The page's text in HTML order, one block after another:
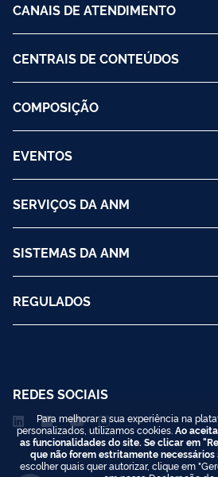
CANAIS DE ATENDIMENTO
CENTRAIS DE CONTEÚDOS
COMPOSIÇÃO
EVENTOS
SERVIÇOS DA ANM
SISTEMAS DA ANM
REGULADOS
REDES SOCIAIS
Para melhorar a sua experiência na
personalizados, utilizamos cookies. Ao
as funcionalidades do site. Se clicar em
que não forem estritamente
escolher quais quer autorizar, clique em